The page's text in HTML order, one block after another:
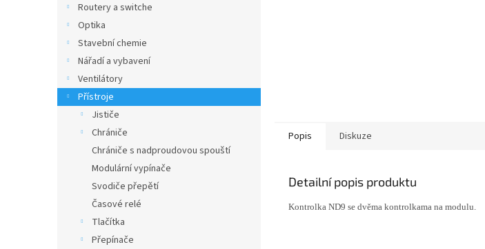
Routery a switche
Optika
Stavební chemie
Nářadí a vybavení
Ventilátory
Přístroje
Jističe
Chrániče
Chrániče s nadproudovou spouští
Modulární vypínače
Svodiče přepětí
Časové relé
Tlačítka
Přepínače
Popis Diskuze
Detailní popis produktu
Kontrolka ND9 se dvěma kontrolkama na modulu.